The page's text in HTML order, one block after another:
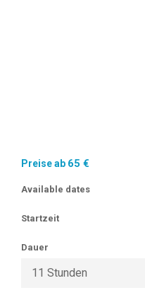
Preise ab 65 €
Available dates
Startzeit
Dauer
11 Stunden